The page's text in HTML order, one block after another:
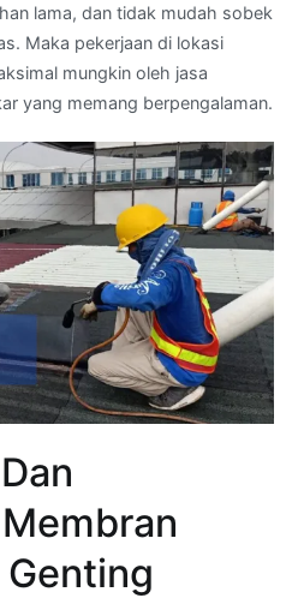
lama, dan tidak mudah sobek
Maka pekerjaan di lokasi
mungkin oleh jasa
yang memang berpengalaman.